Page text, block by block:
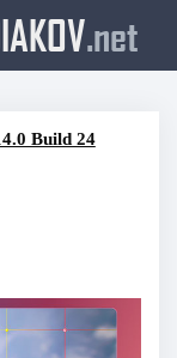
.net
Build 24